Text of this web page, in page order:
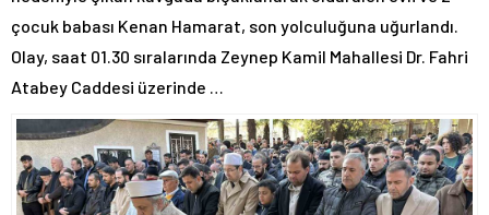
çocuk babası Kenan Hamarat, son yolculuğuna uğurlandı.
Olay, saat 01.30 sıralarında Zeynep Kamil Mahallesi Dr. Fahri
Atabey Caddesi üzerinde …